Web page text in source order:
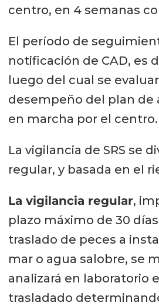
centro, en 4 semanas
El período de
notificación de CAD, es
luego del cual se
desempeño del plan de
en marcha por el centro.
La vigilancia de SRS se
regular, y basada en el
La vigilancia regular,
plazo máximo de 30
traslado de peces a
mar o agua salobre, se
analizará en laboratorio
trasladado